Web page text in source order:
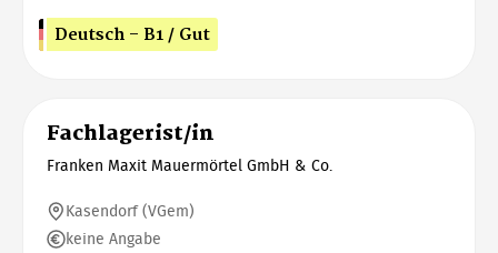
Deutsch - B1 / Gut
Fachlagerist/in
Franken Maxit Mauermörtel GmbH & Co.
Kasendorf (VGem)
keine Angabe